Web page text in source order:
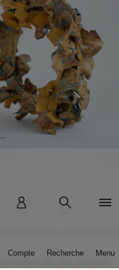
+33 (0)3 86 45 50 00
Compte Recherche Menu